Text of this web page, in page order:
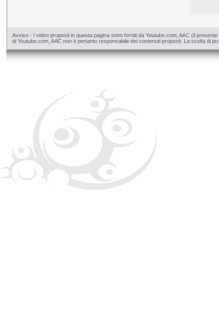
Avviso - I video proposti in questa pagina sono forniti da Youtube.com; AAC (il
di Youtube.com, AAC non è pertanto responsabile dei contenuti proposti. La scelta di